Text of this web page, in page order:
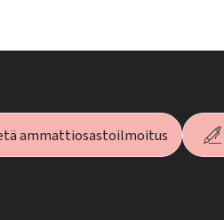
ammattiosastoilmoitus